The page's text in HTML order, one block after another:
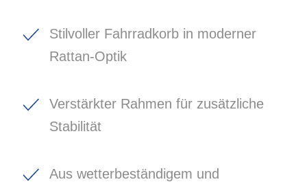
Stilvoller Fahrradkorb in moderner
Rattan-Optik
Verstärkter Rahmen für zusätzliche
Stabilität
Aus wetterbeständigem und